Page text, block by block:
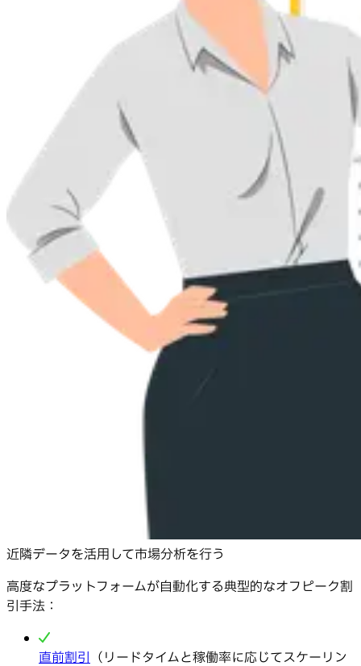
近隣データを活用して市場分析を行う
高度なプラットフォームが自動化する典型的なオフピーク割
引手法：
直前割引 （リードタイムと稼働率に応じてスケーリン